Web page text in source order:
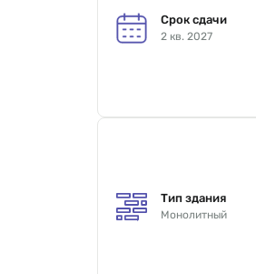
Срок сдачи
2 кв. 2027
Тип здания
Монолитный